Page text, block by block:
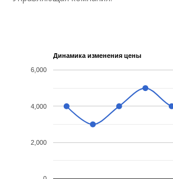
Динамика изменения цены
2,000
4,000
6,000